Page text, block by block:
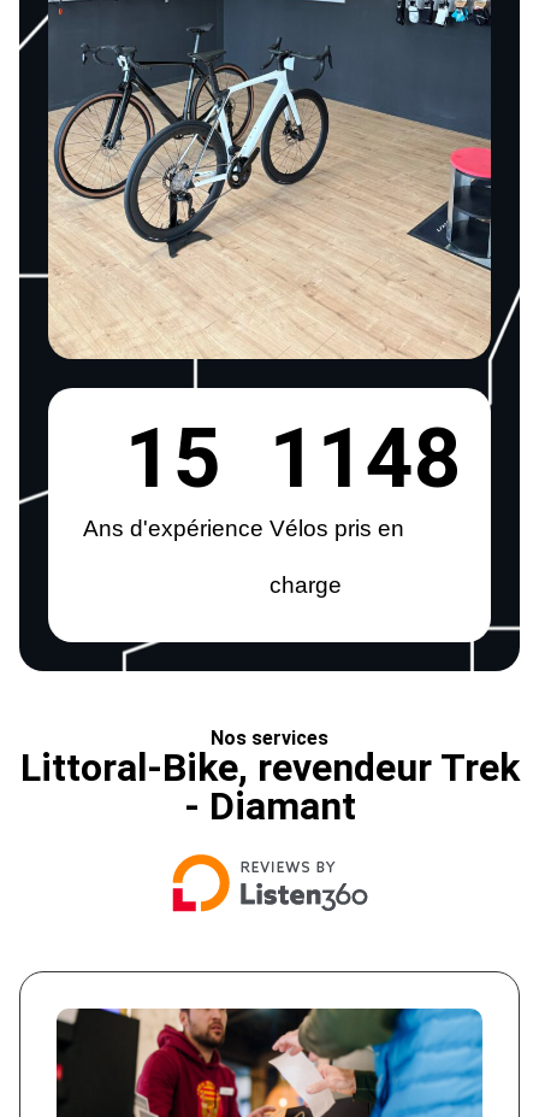
Ans d'expérience
15
Vélos pris en
charge
1148
Nos services
Littoral-Bike, revendeur Trek
- Diamant